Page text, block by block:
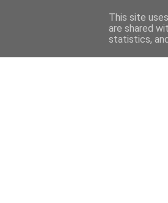
This site
are shared
statistics,